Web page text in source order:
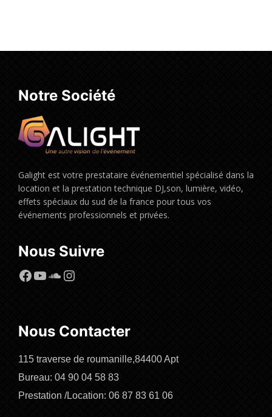
Notre Société
Galight est votre prestataire événementiel spécialisé dans la
location et la prestation technique DJ,son, lumière, vidéo,
effets spéciaux du sud de la france pour tous vos
événements professionnels et privées.
Nous Suivre
Facebook
YouTube
SoundCloud
Instagram
Nous Contacter
115 traverse de roumanille,84400 Apt
Bureau: 04 90 04 58 83
Prestation /Location: 06 87 83 61 06